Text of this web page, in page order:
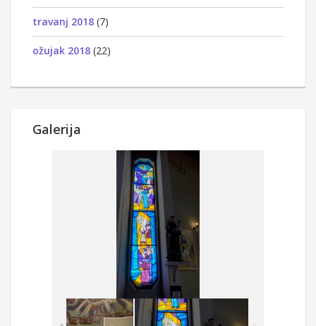
travanj 2018 (7)
ožujak 2018 (22)
Galerija